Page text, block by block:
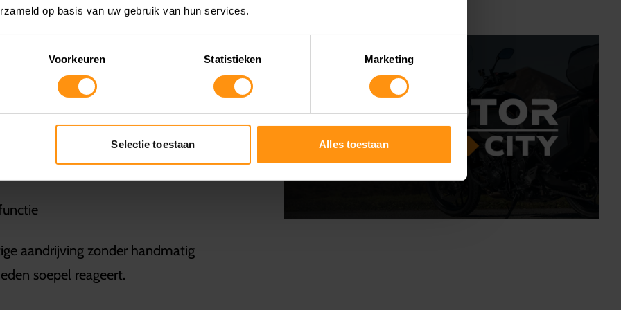
op basis van uw gebruik van hun services.
Voorkeuren Statistieken Marketing
Selectie toestaan Alles toestaan
900 ACE™ driecilinder,
en elektronische
aandrijving zonder handmatig
soepel reageert.